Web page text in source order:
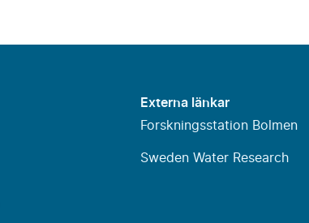
Externa länkar
Forskningsstation Bolmen
Sweden Water Research